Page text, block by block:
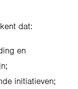
dat:
en
initiatieven;